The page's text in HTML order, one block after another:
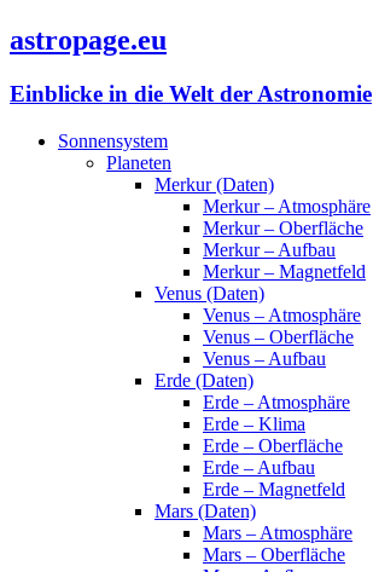
astropage.eu
Einblicke in die Welt der Astronomie
Sonnensystem
Planeten
Merkur (Daten)
Merkur – Atmosphäre
Merkur – Oberfläche
Merkur – Aufbau
Merkur – Magnetfeld
Venus (Daten)
Venus – Atmosphäre
Venus – Oberfläche
Venus – Aufbau
Erde (Daten)
Erde – Atmosphäre
Erde – Klima
Erde – Oberfläche
Erde – Aufbau
Erde – Magnetfeld
Mars (Daten)
Mars – Atmosphäre
Mars – Oberfläche